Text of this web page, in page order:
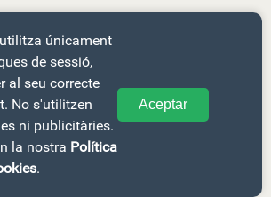
únicament
de sessió,
al seu correcte
No s'utilitzen
ni publicitàries.
la nostra Política
.
Aceptar